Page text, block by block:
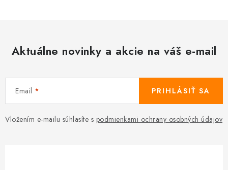
Aktuálne novinky a akcie na váš e-mail
Email
Vložením e-mailu súhlasíte s podmienkami ochrany osobných údajov
PRIHLÁSIŤ SA